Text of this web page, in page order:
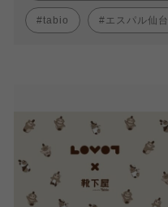
tabio エスパル仙台